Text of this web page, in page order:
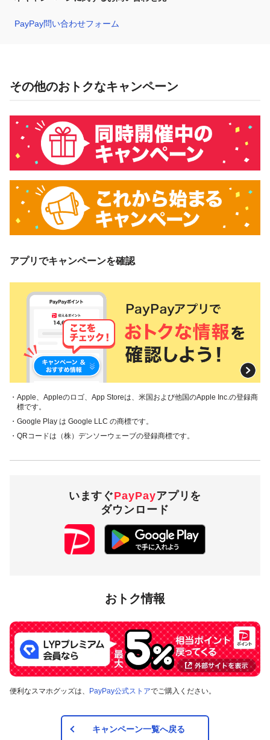
PayPay問い合わせフォーム
その他のおトクなキャンペーン
アプリでキャンペーンを確認
・Apple、Appleのロゴ、App Storeは、米国および他国のApple Inc.の登録商
標です。
・Google Play は Google LLC の商標です。
・QRコードは（株）デンソーウェーブの登録商標です。
いますぐPayPayアプリを
ダウンロード
おトク情報
便利なスマホグッズは、 PayPay公式ストアでご購入ください。
キャンペーン一覧へ戻る